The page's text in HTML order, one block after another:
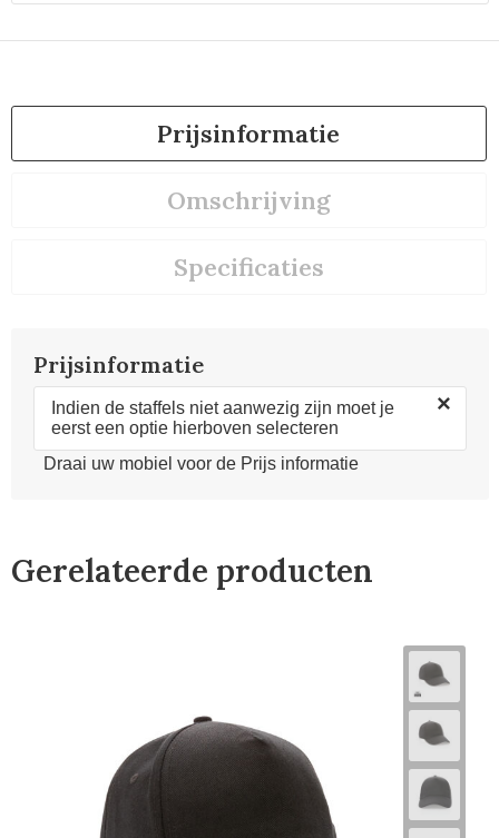
Prijsinformatie
Omschrijving
Specificaties
Prijsinformatie
Indien de staffels niet aanwezig zijn moet je
eerst een optie hierboven selecteren
×
Draai uw mobiel voor de Prijs informatie
Gerelateerde producten